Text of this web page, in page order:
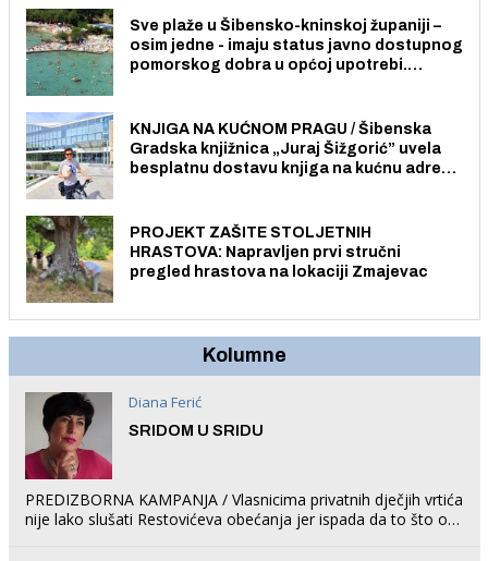
Sve plaže u Šibensko-kninskoj županiji –
osim jedne - imaju status javno dostupnog
pomorskog dobra u općoj upotrebi.
KNJIGA NA KUĆNOM PRAGU / Šibenska
Gradska knjižnica „Juraj Šižgorić” uvela
besplatnu dostavu knjiga na kućnu adresu
PROJEKT ZAŠITE STOLJETNIH
HRASTOVA: Napravljen prvi stručni
pregled hrastova na lokaciji Zmajevac
Kolumne
Diana Ferić
SRIDOM U SRIDU
PREDIZBORNA KAMPANJA / Vlasnicima privatnih dječjih vrtića
nije lako slušati Restovićeva obećanja jer ispada da to što oni